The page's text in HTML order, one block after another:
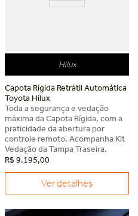
Hilux
Capota Rígida Retrátil Automática
Toyota Hilux
Toda a segurança e vedação
máxima da Capota Rígida, com a
praticidade da abertura por
controle remoto. Acompanha Kit
Vedação da Tampa Traseira.
R$ 9.195,00
Ver detalhes